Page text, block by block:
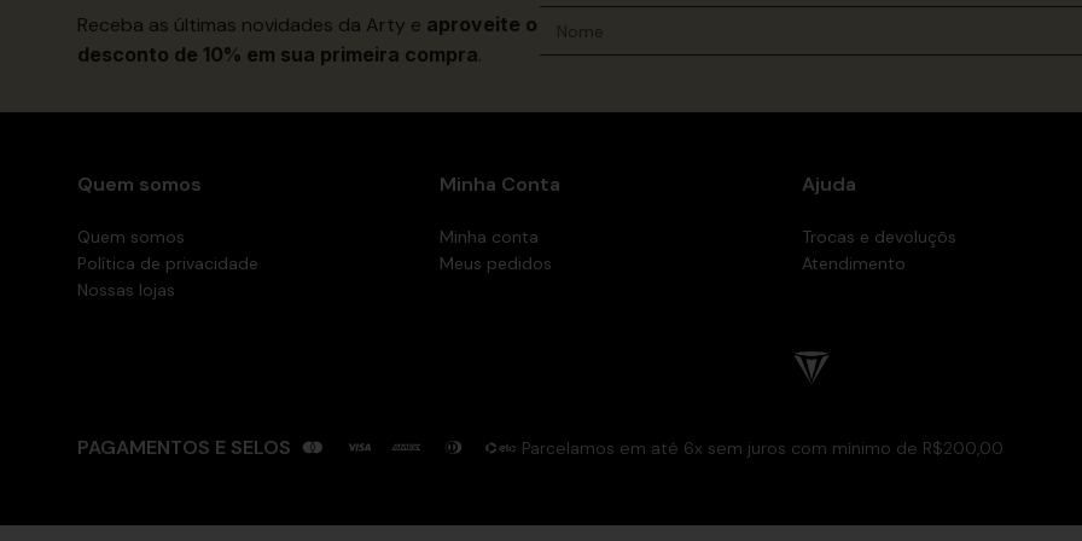
Receba as últimas novidades da Arty e aproveite o
desconto de 10% em sua primeira compra.
Quem somos
Quem somos
Política de privacidade
Nossas lojas
Minha Conta
Minha conta
Meus pedidos
Ajuda
Trocas e devoluçõs
Atendimento
PAGAMENTOS E SELOS Parcelamos em até 6x sem juros com mínimo de R$200,00